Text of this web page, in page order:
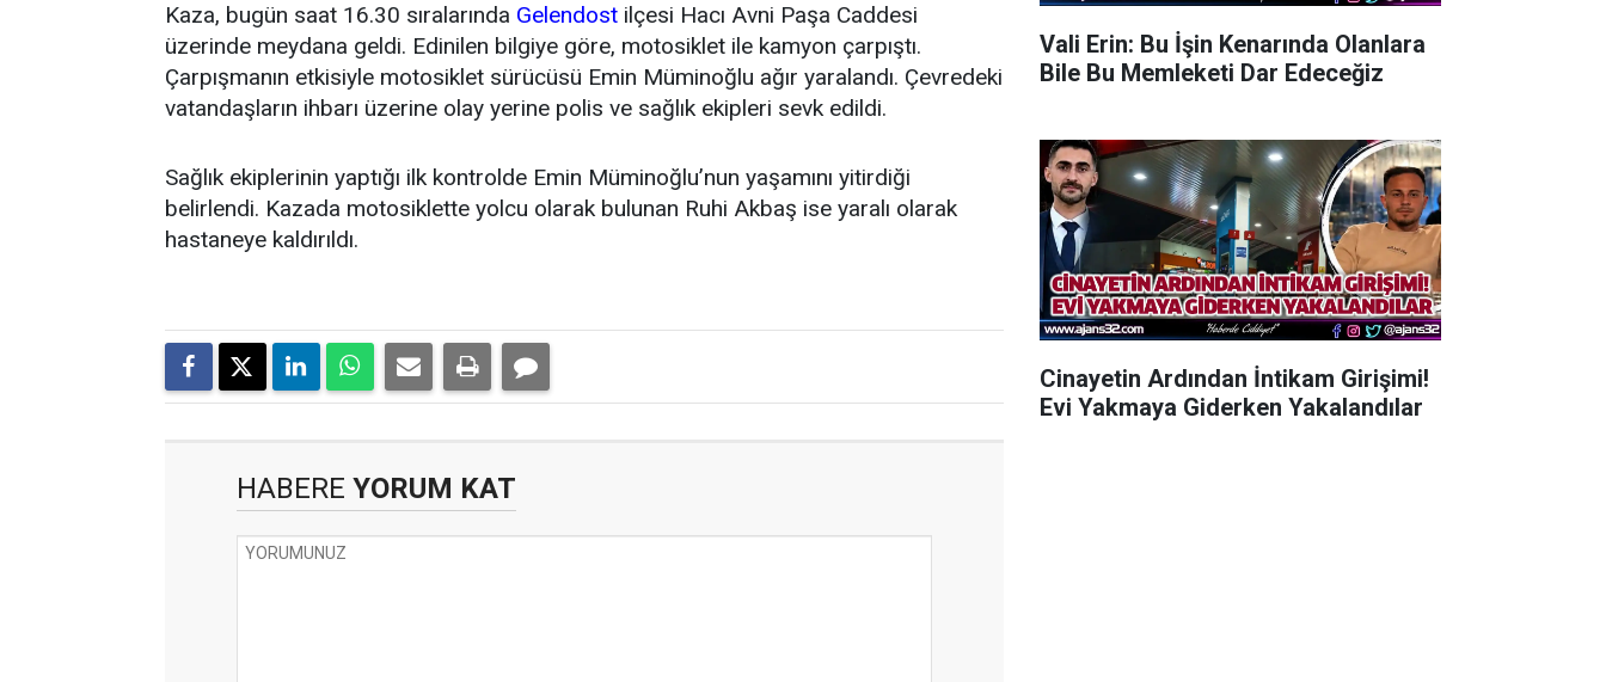
Kaza, bugün saat 16.30 sıralarında Gelendost ilçesi Hacı Avni Paşa Caddesi
üzerinde meydana geldi. Edinilen bilgiye göre, motosiklet ile kamyon çarpıştı.
Çarpışmanın etkisiyle motosiklet sürücüsü Emin Müminoğlu ağır yaralandı. Çevredeki
vatandaşların ihbarı üzerine olay yerine polis ve sağlık ekipleri sevk edildi.
Sağlık ekiplerinin yaptığı ilk kontrolde Emin Müminoğlu’nun yaşamını yitirdiği
belirlendi. Kazada motosiklette yolcu olarak bulunan Ruhi Akbaş ise yaralı olarak
hastaneye kaldırıldı.
HABERE YORUM KAT
Vali Erin: Bu İşin Kenarında Olanlara
Bile Bu Memleketi Dar Edeceğiz
Cinayetin Ardından İntikam Girişimi!
Evi Yakmaya Giderken Yakalandılar